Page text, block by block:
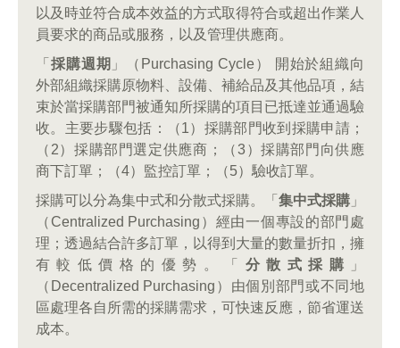
以及時並符合成本效益的方式取得符合或超出作業人
員要求的商品或服務，以及管理供應商。
「 採購週期 」（Purchasing Cycle） 開始於組織向
外部組織採購原物料、設備、補給品及其他品項，結
束於當採購部門被通知所採購的項目已抵達並通過驗
收。主要步驟包括：（1）採購部門收到採購申請；
（2）採購部門選定供應商；（3）採購部門向供應
商下訂單；（4）監控訂單；（5）驗收訂單。
採購可以分為集中式和分散式採購。「 集中式採購 」
（Centralized Purchasing）經由一個專設的部門處
理；透過結合許多訂單，以得到大量的數量折扣，擁
有較低價格的優勢。「 分散式採購
」
（Decentralized Purchasing）由個別部門或不同地
區處理各自所需的採購需求，可快速反應，節省運送
成本。